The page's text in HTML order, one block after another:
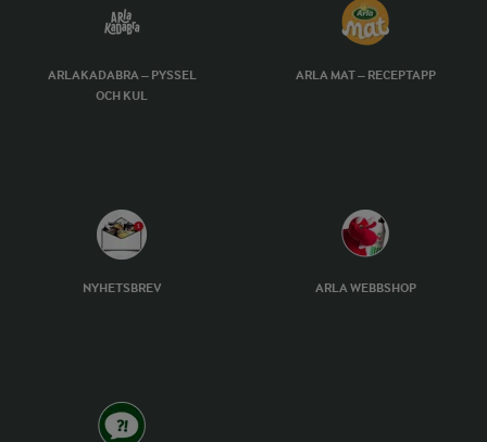
ARLAKADABRA – PYSSEL
OCH KUL
ARLA MAT – RECEPTAPP
NYHETSBREV ARLA WEBBSHOP